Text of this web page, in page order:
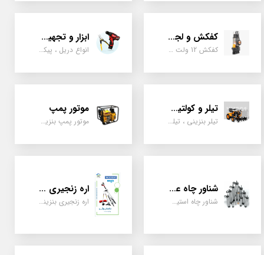
کفکش و لجن کش
کفکش 12 ولت ، 220 ولت ، یک اینچ به بالا لجن کش کاتردار، لجن کش چدنی
ابزار و تجهیزات
انواع دریل ، پیکور، ابزارالات، سیل مکانیکی، قطعات پمپ
تیلر و کولتیواتور
تیلر بنزینی ، تیلر دیزل، تیلر چهار چرخ، تیلر مزرعه و کشاورزی
موتور پمپ
موتور پمپ بنزینی، دیزلی، نفتی ، یک اینچ به بالا
شناور چاه عمیق
شناور چاه استیل ، تک فاز و سه فاز، یک اینچ به بالا
اره زنجیری / علفتراش
اره زنجیری بنزینی ، علفتراش دو زمانه و چهار زمانه ، دوشی و پشتی